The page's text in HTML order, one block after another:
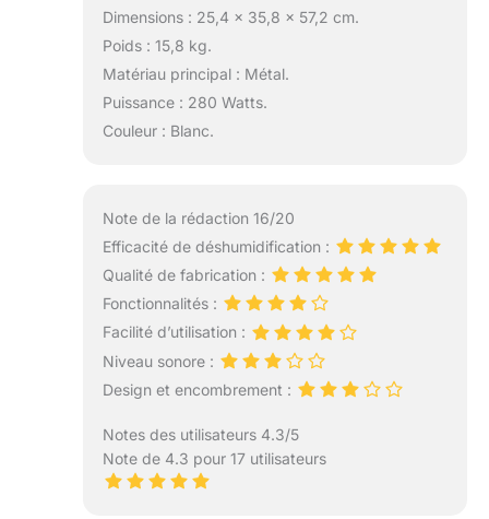
Dimensions : 25,4 x 35,8 x 57,2 cm.
Poids : 15,8 kg.
Matériau principal : Métal.
Puissance : 280 Watts.
Couleur : Blanc.
Note de la rédaction 16/20
Efficacité de déshumidification :
Qualité de fabrication :
Fonctionnalités :
Facilité d’utilisation :
Niveau sonore :
Design et encombrement :
Notes des utilisateurs 4.3/5
Note de 4.3 pour 17 utilisateurs